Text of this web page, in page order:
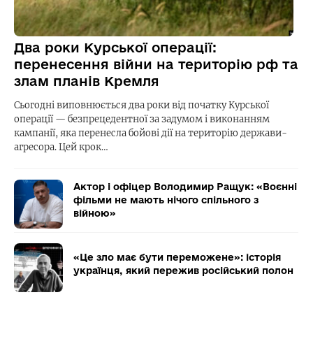
Два роки Курської операції:
перенесення війни на територію рф та
злам планів Кремля
Сьогодні виповнюється два роки від початку Курської
операції — безпрецедентної за задумом і виконанням
кампанії, яка перенесла бойові дії на територію держави-
агресора. Цей крок…
Актор і офіцер Володимир Ращук: «Воєнні
фільми не мають нічого спільного з
війною»
«Це зло має бути переможене»: історія
українця, який пережив російський полон